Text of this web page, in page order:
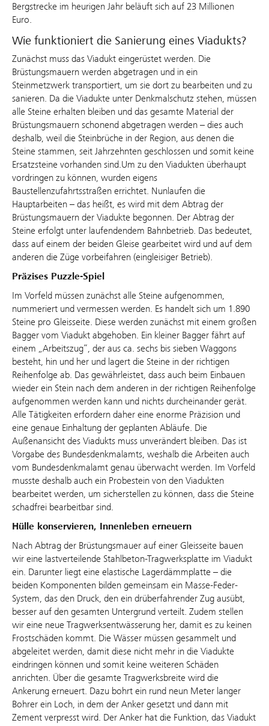
Bergstrecke im heurigen Jahr beläuft sich auf 23 Millionen
Euro.
Wie funktioniert die Sanierung eines Viadukts?
Zunächst muss das Viadukt eingerüstet werden. Die
Brüstungsmauern werden abgetragen und in ein
Steinmetzwerk transportiert, um sie dort zu bearbeiten und zu
sanieren. Da die Viadukte unter Denkmalschutz stehen, müssen
alle Steine erhalten bleiben und das gesamte Material der
Brüstungsmauern schonend abgetragen werden – dies auch
deshalb, weil die Steinbrüche in der Region, aus denen die
Steine stammen, seit Jahrzehnten geschlossen und somit keine
Ersatzsteine vorhanden sind.Um zu den Viadukten überhaupt
vordringen zu können, wurden eigens
Baustellenzufahrtsstraßen errichtet. Nunlaufen die
Hauptarbeiten – das heißt, es wird mit dem Abtrag der
Brüstungsmauern der Viadukte begonnen. Der Abtrag der
Steine erfolgt unter laufendendem Bahnbetrieb. Das bedeutet,
dass auf einem der beiden Gleise gearbeitet wird und auf dem
anderen die Züge vorbeifahren (eingleisiger Betrieb).
Präzises Puzzle-Spiel
Im Vorfeld müssen zunächst alle Steine aufgenommen,
nummeriert und vermessen werden. Es handelt sich um 1.890
Steine pro Gleisseite. Diese werden zunächst mit einem großen
Bagger vom Viadukt abgehoben. Ein kleiner Bagger fährt auf
einem „Arbeitszug“, der aus ca. sechs bis sieben Waggons
besteht, hin und her und lagert die Steine in der richtigen
Reihenfolge ab. Das gewährleistet, dass auch beim Einbauen
wieder ein Stein nach dem anderen in der richtigen Reihenfolge
aufgenommen werden kann und nichts durcheinander gerät.
Alle Tätigkeiten erfordern daher eine enorme Präzision und
eine genaue Einhaltung der geplanten Abläufe. Die
Außenansicht des Viadukts muss unverändert bleiben. Das ist
Vorgabe des Bundesdenkmalamts, weshalb die Arbeiten auch
vom Bundesdenkmalamt genau überwacht werden. Im Vorfeld
musste deshalb auch ein Probestein von den Viadukten
bearbeitet werden, um sicherstellen zu können, dass die Steine
schadfrei bearbeitbar sind.
Hülle konservieren, Innenleben erneuern
Nach Abtrag der Brüstungsmauer auf einer Gleisseite bauen
wir eine lastverteilende Stahlbeton-Tragwerksplatte im Viadukt
ein. Darunter liegt eine elastische Lagerdämmplatte – die
beiden Komponenten bilden gemeinsam ein Masse-Feder-
System, das den Druck, den ein drüberfahrender Zug ausübt,
besser auf den gesamten Untergrund verteilt. Zudem stellen
wir eine neue Tragwerksentwässerung her, damit es zu keinen
Frostschäden kommt. Die Wässer müssen gesammelt und
abgeleitet werden, damit diese nicht mehr in die Viadukte
eindringen können und somit keine weiteren Schäden
anrichten. Über die gesamte Tragwerksbreite wird die
Ankerung erneuert. Dazu bohrt ein rund neun Meter langer
Bohrer ein Loch, in dem der Anker gesetzt und dann mit
Zement verpresst wird. Der Anker hat die Funktion, das Viadukt